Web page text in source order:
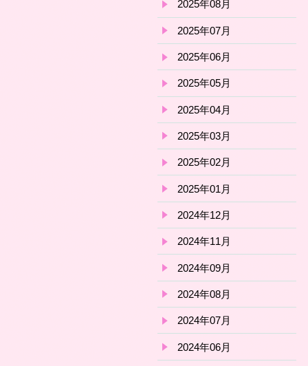
2025年08月
2025年07月
2025年06月
2025年05月
2025年04月
2025年03月
2025年02月
2025年01月
2024年12月
2024年11月
2024年09月
2024年08月
2024年07月
2024年06月